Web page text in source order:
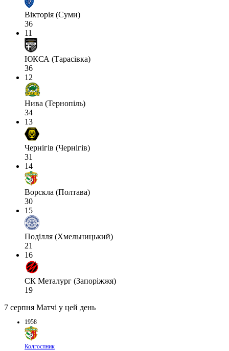
Вікторія (Суми)
36
11
ЮКСА (Тарасівка)
36
12
Нива (Тернопіль)
34
13
Чернігів (Чернігів)
31
14
Ворскла (Полтава)
30
15
Поділля (Хмельницький)
21
16
СК Металург (Запоріжжя)
19
7 серпня Матчі у цей день
1958
Колгоспник